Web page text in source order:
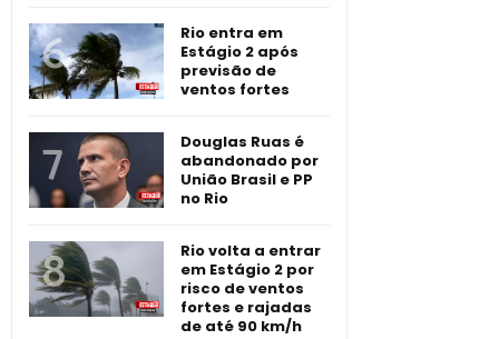
Rio entra em
Estágio 2 após
previsão de
ventos fortes
Douglas Ruas é
abandonado por
União Brasil e PP
no Rio
Rio volta a entrar
em Estágio 2 por
risco de ventos
fortes e rajadas
de até 90 km/h